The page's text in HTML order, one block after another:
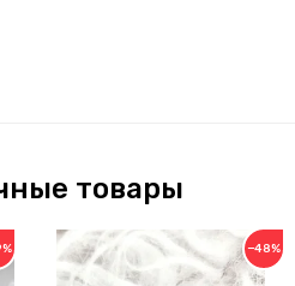
товары
−48%